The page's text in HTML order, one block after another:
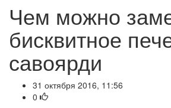
Чем можно
бисквитное
савоярди
31 октября 2016, 11:56
0